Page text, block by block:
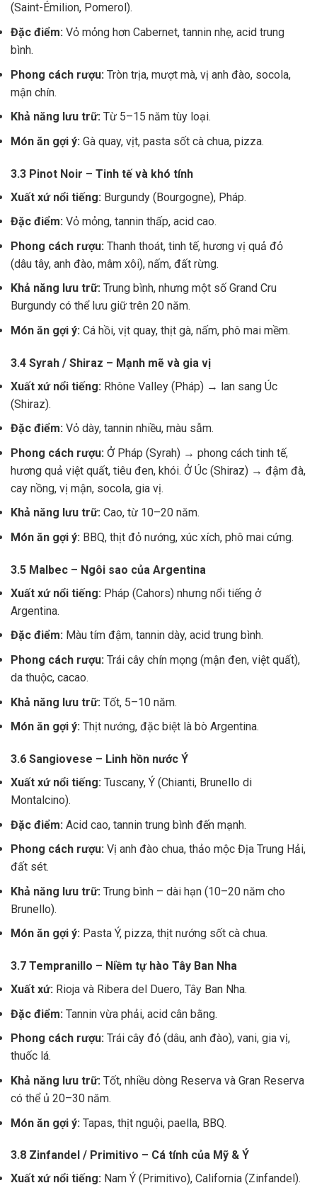
(Saint-Émilion, Pomerol).
Đặc điểm: Vỏ mỏng hơn Cabernet, tannin nhẹ, acid trung
bình.
Phong cách rượu: Tròn trịa, mượt mà, vị anh đào, socola,
mận chín.
Khả năng lưu trữ: Từ 5–15 năm tùy loại.
Món ăn gợi ý: Gà quay, vịt, pasta sốt cà chua, pizza.
3.3 Pinot Noir – Tinh tế và khó tính
Xuất xứ nổi tiếng: Burgundy (Bourgogne), Pháp.
Đặc điểm: Vỏ mỏng, tannin thấp, acid cao.
Phong cách rượu: Thanh thoát, tinh tế, hương vị quả đỏ
(dâu tây, anh đào, mâm xôi), nấm, đất rừng.
Khả năng lưu trữ: Trung bình, nhưng một số Grand Cru
Burgundy có thể lưu giữ trên 20 năm.
Món ăn gợi ý: Cá hồi, vịt quay, thịt gà, nấm, phô mai mềm.
3.4 Syrah / Shiraz – Mạnh mẽ và gia vị
Xuất xứ nổi tiếng: Rhône Valley (Pháp) → lan sang Úc
(Shiraz).
Đặc điểm: Vỏ dày, tannin nhiều, màu sẫm.
Phong cách rượu: Ở Pháp (Syrah) → phong cách tinh tế,
hương quả việt quất, tiêu đen, khói. Ở Úc (Shiraz) → đậm đà,
cay nồng, vị mận, socola, gia vị.
Khả năng lưu trữ: Cao, từ 10–20 năm.
Món ăn gợi ý: BBQ, thịt đỏ nướng, xúc xích, phô mai cứng.
3.5 Malbec – Ngôi sao của Argentina
Xuất xứ nổi tiếng: Pháp (Cahors) nhưng nổi tiếng ở
Argentina.
Đặc điểm: Màu tím đậm, tannin dày, acid trung bình.
Phong cách rượu: Trái cây chín mọng (mận đen, việt quất),
da thuộc, cacao.
Khả năng lưu trữ: Tốt, 5–10 năm.
Món ăn gợi ý: Thịt nướng, đặc biệt là bò Argentina.
3.6 Sangiovese – Linh hồn nước Ý
Xuất xứ nổi tiếng: Tuscany, Ý (Chianti, Brunello di
Montalcino).
Đặc điểm: Acid cao, tannin trung bình đến mạnh.
Phong cách rượu: Vị anh đào chua, thảo mộc Địa Trung Hải,
đất sét.
Khả năng lưu trữ: Trung bình – dài hạn (10–20 năm cho
Brunello).
Món ăn gợi ý: Pasta Ý, pizza, thịt nướng sốt cà chua.
3.7 Tempranillo – Niềm tự hào Tây Ban Nha
Xuất xứ: Rioja và Ribera del Duero, Tây Ban Nha.
Đặc điểm: Tannin vừa phải, acid cân bằng.
Phong cách rượu: Trái cây đỏ (dâu, anh đào), vani, gia vị,
thuốc lá.
Khả năng lưu trữ: Tốt, nhiều dòng Reserva và Gran Reserva
có thể ủ 20–30 năm.
Món ăn gợi ý: Tapas, thịt nguội, paella, BBQ.
3.8 Zinfandel / Primitivo – Cá tính của Mỹ & Ý
Xuất xứ nổi tiếng: Nam Ý (Primitivo), California (Zinfandel).